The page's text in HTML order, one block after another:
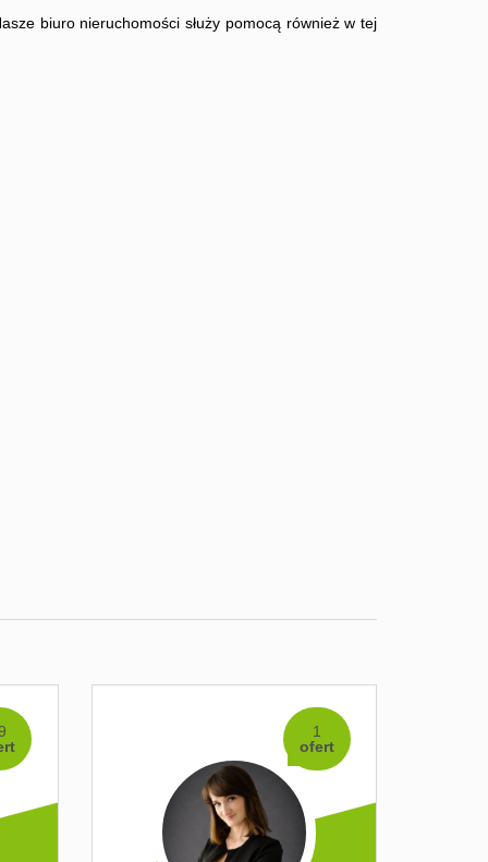
biuro nieruchomości służy pomocą również w tej
1
ofert